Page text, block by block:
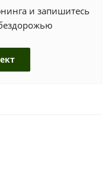
и запишитесь